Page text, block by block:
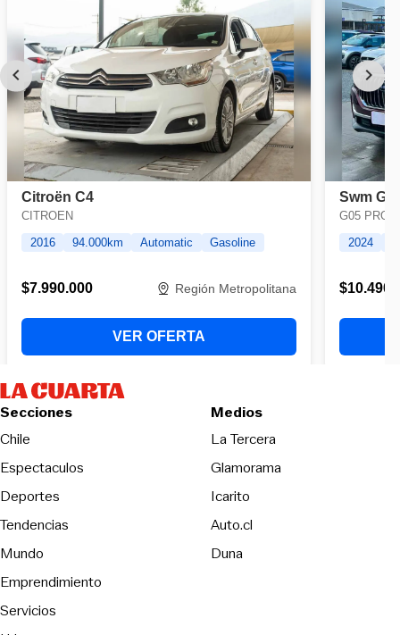
Secciones
Chile
Espectaculos
Deportes
Tendencias
Mundo
Emprendimiento
Servicios
Medios
La TerceraOpens in new
Glamorama
Icarito
Auto.cl
DunaOpens in new window